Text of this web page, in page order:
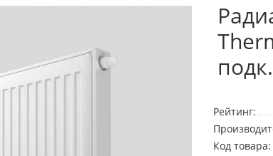
подк.
Рейтинг:
Код товара: